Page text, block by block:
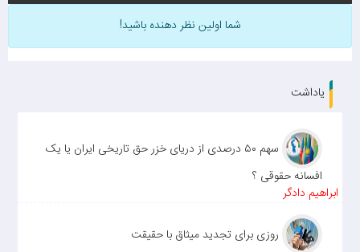
یاداشت
سهم ۵۰ درصدی از دریای خزر حق تاریخی ایران یا یک
افسانه حقوقی ؟
ابراهیم دادگر
روزی برای تجدید میثاق با حقیقت
شما اولین نظر دهنده باشید!